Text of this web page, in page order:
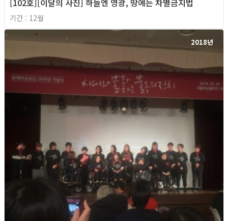
[102호][이달의 사진] 하늘엔 영광, 땅에는 차별금지법
기간 : 12월
2018년